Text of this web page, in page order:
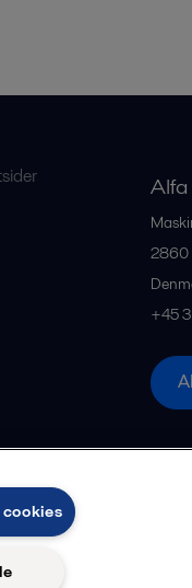
2860
+45
Cookies policy Legal